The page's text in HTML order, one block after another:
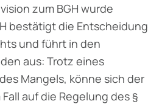
zum BGH wurde
bestätigt die Entscheidung
und führt in den
aus: Trotz eines
Mangels, könne sich der
auf die Regelung des §